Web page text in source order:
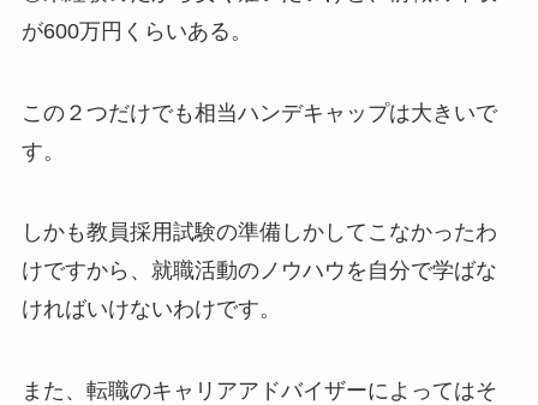
が600万円くらいある。
この２つだけでも相当ハンデキャップは大きいで
す。
しかも教員採用試験の準備しかしてこなかったわ
けですから、就職活動のノウハウを自分で学ばな
ければいけないわけです。
また、転職のキャリアアドバイザーによってはそ